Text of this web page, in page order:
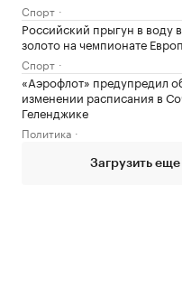
Спорт
Российский прыгун в воду
золото на чемпионате
Спорт
«Аэрофлот» предупредил
изменении расписания в
Геленджике
Политика
Загрузить еще